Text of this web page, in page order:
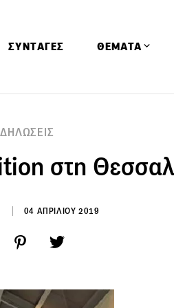
ΣΥΝΤΑΓΕΣ ΘΕΜΑΤΑ
Ειδήσεις
στη
04 ΑΠΡΙΛΙΟΥ 2019